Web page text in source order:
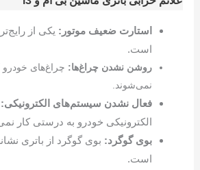
استارت ضعیف موتور: یکی از
است.
روشن نشدن چراغ‌ها: چراغ‌های
نمی‌شوند.
فعال نشدن سیستم‌های الکترونیکی:
الکترونیکی خودرو به درستی کار
بوی گوگرد: بوی گوگرد از باتری
است.